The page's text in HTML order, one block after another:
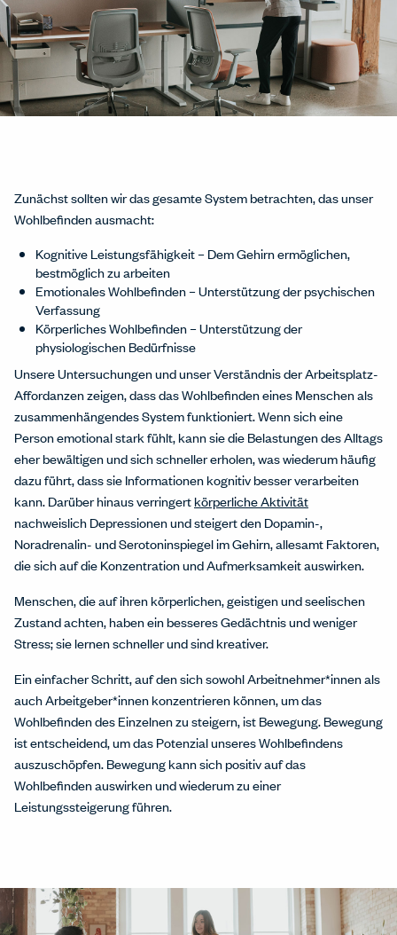
Zunächst sollten wir das gesamte System betrachten, das unser
Wohlbefinden ausmacht:
Kognitive Leistungsfähigkeit – Dem Gehirn ermöglichen,
bestmöglich zu arbeiten
Emotionales Wohlbefinden – Unterstützung der psychischen
Verfassung
Körperliches Wohlbefinden – Unterstützung der
physiologischen Bedürfnisse
Unsere Untersuchungen und unser Verständnis der Arbeitsplatz-
Affordanzen zeigen, dass das Wohlbefinden eines Menschen als
zusammenhängendes System funktioniert. Wenn sich eine
Person emotional stark fühlt, kann sie die Belastungen des Alltags
eher bewältigen und sich schneller erholen, was wiederum häufig
dazu führt, dass sie Informationen kognitiv besser verarbeiten
kann. Darüber hinaus verringertkörperliche Aktivität
nachweislich Depressionen und steigert den Dopamin-,
Noradrenalin- und Serotoninspiegel im Gehirn, allesamt Faktoren,
die sich auf die Konzentration und Aufmerksamkeit auswirken.
Menschen, die auf ihren körperlichen, geistigen und seelischen
Zustand achten, haben ein besseres Gedächtnis und weniger
Stress; sie lernen schneller und sind kreativer.
Ein einfacher Schritt, auf den sich sowohl Arbeitnehmer*innen als
auch Arbeitgeber*innen konzentrieren können, um das
Wohlbefinden des Einzelnen zu steigern, ist Bewegung. Bewegung
ist entscheidend, um das Potenzial unseres Wohlbefindens
auszuschöpfen. Bewegung kann sich positiv auf das
Wohlbefinden auswirken und wiederum zu einer
Leistungssteigerung führen.